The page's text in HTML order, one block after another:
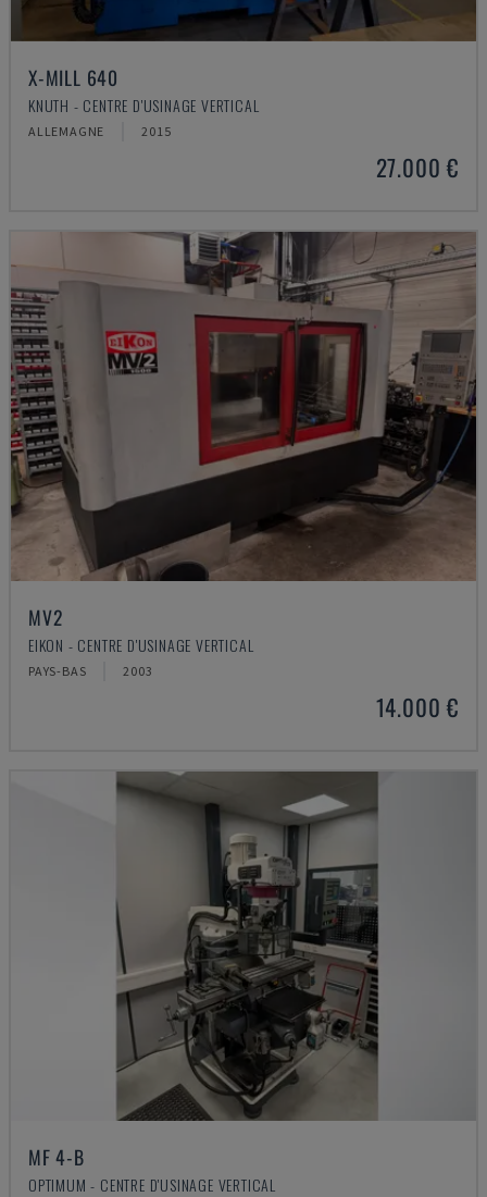
X-MILL 640
KNUTH - CENTRE D'USINAGE VERTICAL
ALLEMAGNE 2015
27.000 €
MV2
EIKON - CENTRE D'USINAGE VERTICAL
PAYS-BAS 2003
14.000 €
MF 4-B
OPTIMUM - CENTRE D'USINAGE VERTICAL